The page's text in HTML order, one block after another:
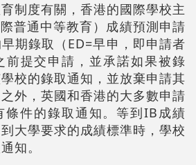
制度有關，香港的國際學校主
普通中等教育）成績預測申請
期錄取（ED=早申，即申請者
前提交申請，並承諾如果被錄
校的錄取通知，並放棄申請其
外，英國和香港的大多數申請
條件的錄取通知。等到IB成績
大學要求的成績標準時，學校
知。